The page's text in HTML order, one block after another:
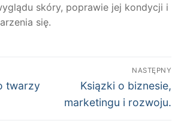
skóry, poprawie jej kondycji i
się.
twarzy
NASTĘPNY
Następny
wpis:
Ksiązki o biznesie,
marketingu i rozwoju.